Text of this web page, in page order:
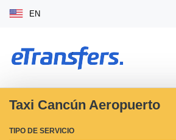
EN
Taxi Cancún Aeropuerto
TIPO DE SERVICIO